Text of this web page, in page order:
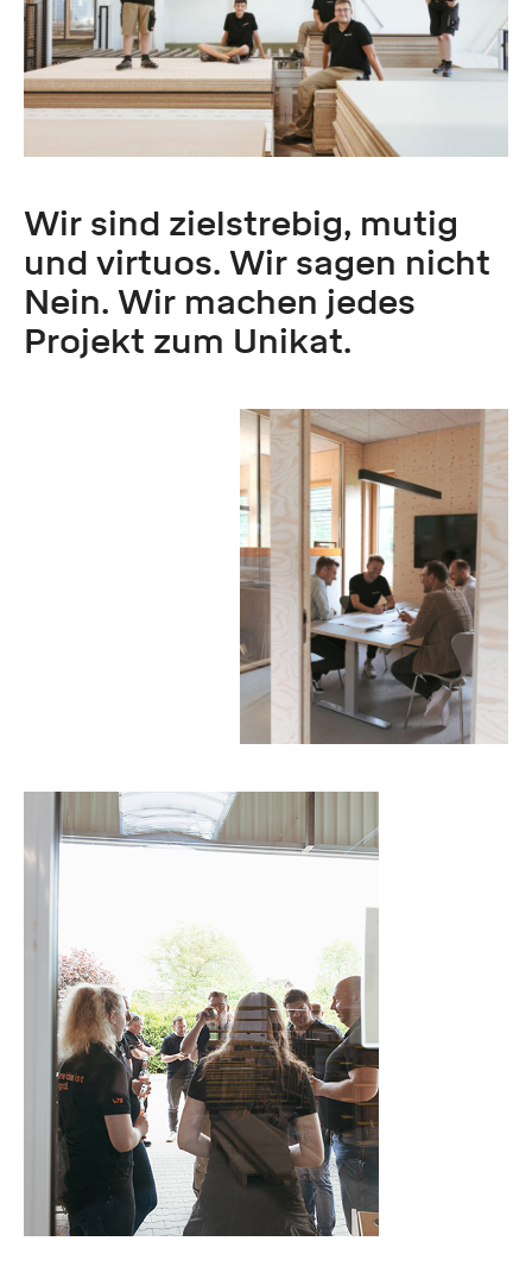
Wir sind zielstrebig, mutig
und virtuos. Wir sagen nicht
Nein. Wir machen jedes
Projekt zum Unikat.